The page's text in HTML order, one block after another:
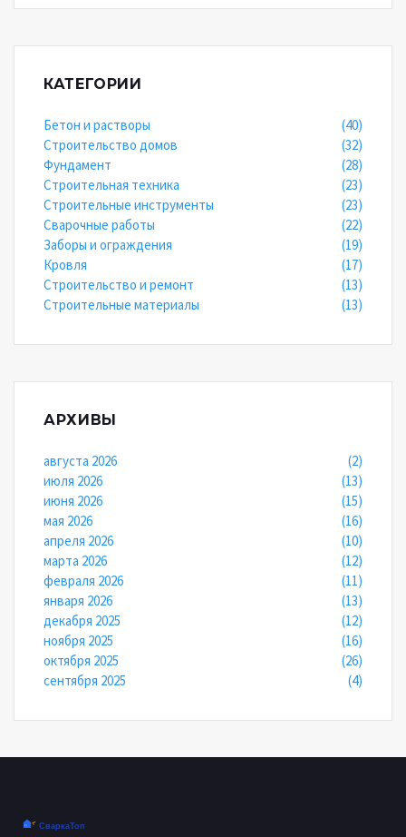
КАТЕГОРИИ
Бетон и растворы
(40)
Строительство домов
(32)
Фундамент
(28)
Строительная техника
(23)
Строительные инструменты
(23)
Сварочные работы
(22)
Заборы и ограждения
(19)
Кровля
(17)
Строительство и ремонт
(13)
Строительные материалы
(13)
АРХИВЫ
августа 2026
(2)
июля 2026
(13)
июня 2026
(15)
мая 2026
(16)
апреля 2026
(10)
марта 2026
(12)
февраля 2026
(11)
января 2026
(13)
декабря 2025
(12)
ноября 2025
(16)
октября 2025
(26)
сентября 2025
(4)